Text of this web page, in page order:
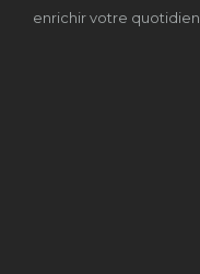
enrichir votre quotidien.